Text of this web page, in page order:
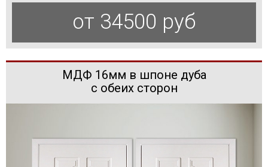
от 34500 руб
МДФ 16мм в шпоне дуба
с обеих сторон